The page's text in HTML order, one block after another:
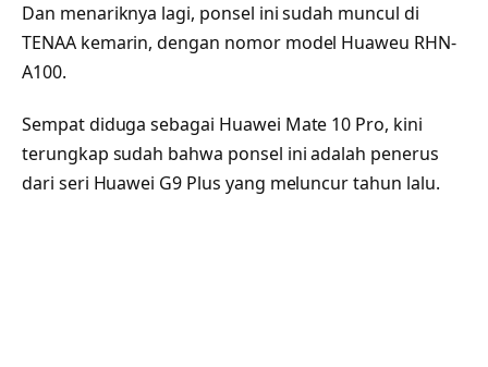
Dan menariknya lagi, ponsel ini sudah muncul di
TENAA kemarin, dengan nomor model Huaweu RHN-
A100.
Sempat diduga sebagai Huawei Mate 10 Pro, kini
terungkap sudah bahwa ponsel ini adalah penerus
dari seri Huawei G9 Plus yang meluncur tahun lalu.